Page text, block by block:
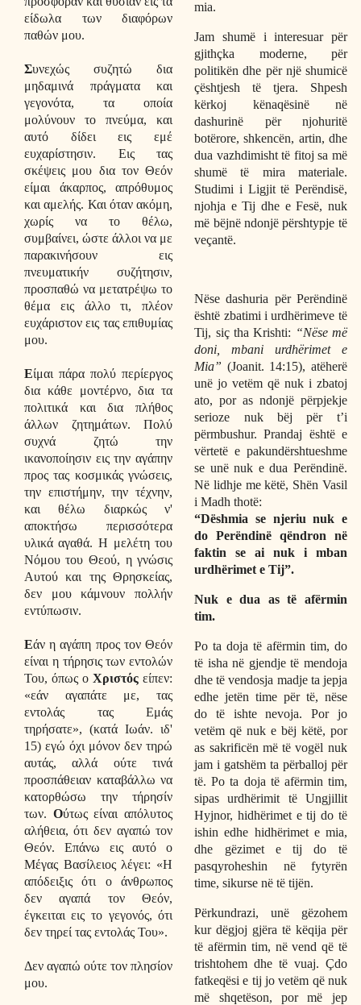
είδωλα των διαφόρων
παθών μου.
Συνεχώς συζητώ δια
μηδαμινά πράγματα και
γεγονότα, τα οποία
μολύνουν το πνεύμα, και
αυτό δίδει εις εμέ
ευχαρίστησιν. Εις τας
σκέψεις μου δια τον Θεόν
είμαι άκαρπος, απρόθυμος
και αμελής. Και όταν ακόμη,
χωρίς να το θέλω,
συμβαίνει, ώστε άλλοι να με
παρακινήσουν εις
πνευματικήν συζήτησιν,
προσπαθώ να μετατρέψω το
θέμα εις άλλο τι, πλέον
ευχάριστον εις τας επιθυμίας
μου.
Είμαι πάρα πολύ περίεργος
δια κάθε μοντέρνο, δια τα
πολιτικά και δια πλήθος
άλλων ζητημάτων. Πολύ
συχνά ζητώ την
ικανοποίησιν εις την αγάπην
προς τας κοσμικάς γνώσεις,
την επιστήμην, την τέχνην,
και θέλω διαρκώς ν'
αποκτήσω περισσότερα
υλικά αγαθά. Η μελέτη του
Νόμου του Θεού, η γνώσις
Αυτού και της Θρησκείας,
δεν μου κάμνουν πολλήν
εντύπωσιν.
Εάν η αγάπη προς τον Θεόν
είναι η τήρησις των εντολών
Του, όπως οΧριστός είπεν:
«εάν αγαπάτε με, τας
εντολάς τας Εμάς
τηρήσατε», (κατά Ιωάν. ιδ'
15) εγώ όχι μόνον δεν τηρώ
αυτάς, αλλά ούτε τινά
προσπάθειαν καταβάλλω να
κατορθώσω την τήρησίν
των. Ούτως είναι απόλυτος
αλήθεια, ότι δεν αγαπώ τον
Θεόν. Επάνω εις αυτό ο
Μέγας Βασίλειος λέγει: «Η
απόδειξις ότι ο άνθρωπος
δεν αγαπά τον Θεόν,
έγκειται εις το γεγονός, ότι
δεν τηρεί τας εντολάς Του».
Δεν αγαπώ ούτε τον πλησίον
μου.
mia.
Jam shumë i interesuar për
gjithçka moderne, për
politikën dhe për një shumicë
çështjesh të tjera. Shpesh
kërkoj kënaqësinë në
dashurinë për njohuritë
botërore, shkencën, artin, dhe
dua vazhdimisht të fitoj sa më
shumë të mira materiale.
Studimi i Ligjit të Perëndisë,
njohja e Tij dhe e Fesë, nuk
më bëjnë ndonjë përshtypje të
veçantë.
Nëse dashuria për Perëndinë
është zbatimi i urdhërimeve të
Tij, siç tha Krishti: “Nëse më
doni, mbani urdhërimet e
Mia” (Joanit. 14:15), atëherë
unë jo vetëm që nuk i zbatoj
ato, por as ndonjë përpjekje
serioze nuk bëj për t’i
përmbushur.Prandaj është e
vërtetë e pakundërshtueshme
se unë nuk e dua Perëndinë.
Në lidhje mekëtë, Shën Vasil
i Madh thotë:
“Dëshmia se njeriu nuk e
do Perëndinë qëndron në
faktin se ai nuk i mban
urdhërimet e Tij”.
Nuk e dua as të afërmin
tim.
Po ta doja të afërmin tim, do
të isha në gjendje të mendoja
dhe të vendosja madje ta jepja
edhe jetën time për të, nëse
do të ishte nevoja. Por jo
vetëm që nuk e bëj këtë, por
as sakrificën më të vogël nuk
jam i gatshëm ta përballoj për
të. Po ta doja të afërmin tim,
sipas urdhërimit të Ungjillit
Hyjnor, hidhërimet e tij do të
ishin edhe hidhërimet e mia,
dhe gëzimet e tij do të
pasqyroheshin në fytyrën
time, sikurse në të tijën.
Përkundrazi, unë gëzohem
kur dëgjoj gjëra të këqija për
të afërmin tim, në vend që të
trishtohem dhe të vuaj. Çdo
fatkeqësi e tij jo vetëm që nuk
më shqetëson, por më jep